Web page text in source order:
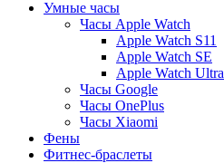
Умные часы
Часы Apple Watch
Apple Watch S11
Apple Watch SE
Apple Watch Ultra
Часы Google
Часы OnePlus
Часы Xiaomi
Фены
Фитнес-браслеты